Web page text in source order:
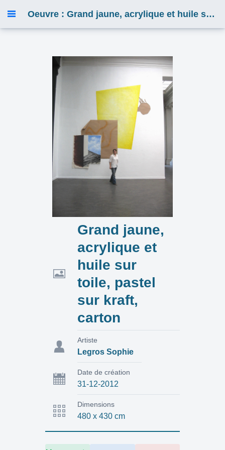
Oeuvre : Grand jaune, acrylique et huile sur toile, pastel sur kraft, carton
Grand jaune,
acrylique et
huile sur
toile, pastel
sur kraft,
carton
Legros Sophie
Artiste
31-12-2012
Date de création
480 x 430 cm
Dimensions